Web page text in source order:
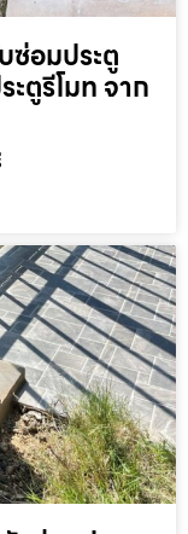
ซ่อมประตู
ตูรีโมท จาก